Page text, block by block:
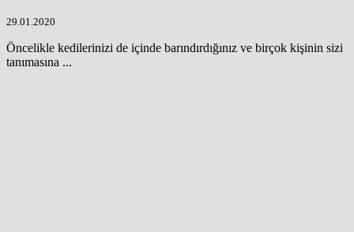
29.01.2020
Öncelikle kedilerinizi de içinde barındırdığınız ve birçok kişinin sizi
tanımasına ...